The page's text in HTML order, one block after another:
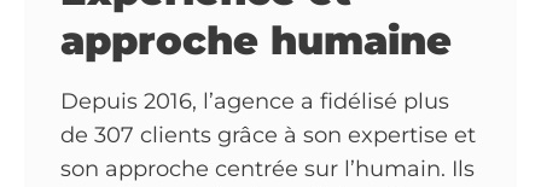
approche humaine
Depuis 2016, l’agence a fidélisé plus
de 307 clients grâce à son expertise et
son approche centrée sur l’humain. Ils